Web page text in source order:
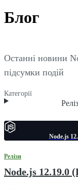
Блог
Останні новини
підсумки подій
Категорії
Node.js
Релізи
Node.js 12.19.0